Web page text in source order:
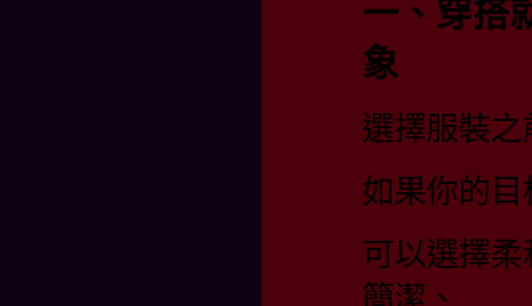
一、穿搭
象
選擇服裝
如果你的
可以選擇
簡潔、